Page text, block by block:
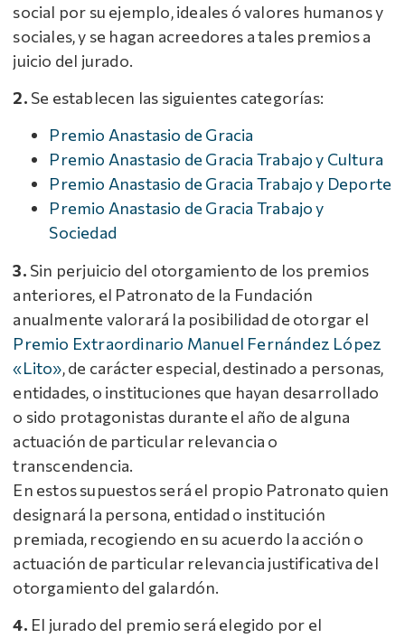
social por su ejemplo, ideales ó valores humanos y
sociales, y se hagan acreedores a tales premios a
juicio del jurado.
2. Se establecen las siguientes categorías:
Premio Anastasio de Gracia
Premio Anastasio de Gracia Trabajo y Cultura
Premio Anastasio de Gracia Trabajo y Deporte
Premio Anastasio de Gracia Trabajo y
Sociedad
3. Sin perjuicio del otorgamiento de los premios
anteriores, el Patronato de la Fundación
anualmente valorará la posibilidad de otorgar el
Premio Extraordinario Manuel Fernández López
«Lito», de carácter especial, destinado a personas,
entidades, o instituciones que hayan desarrollado
o sido protagonistas durante el año de alguna
actuación de particular relevancia o
transcendencia.
En estos supuestos será el propio Patronato quien
designará la persona, entidad o institución
premiada, recogiendo en su acuerdo la acción o
actuación de particular relevancia justificativa del
otorgamiento del galardón.
4. El jurado del premio será elegido por el